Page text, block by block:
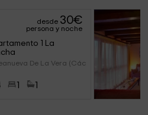
desde 30€
persona y noche
1 La
De La Vera (Cácere